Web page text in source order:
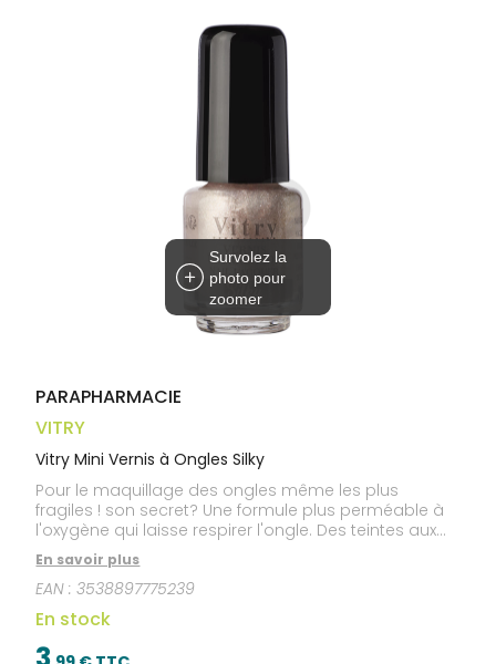
Survolez la
photo pour
zoomer
PARAPHARMACIE
VITRY
Vitry Mini Vernis à Ongles Silky
Pour le maquillage des ongles même les plus
fragiles ! son secret? Une formule plus perméable à
l'oxygène qui laisse respirer l'ongle. Des teintes aux
couleurs pures et éclatantes pour une tenue et
brillance extrême. Un pinceau plat pour une
application précise ultra facile. Formulation épurée
pour une meilleure innocuité: 0% di butyle phtalate,
formaldéhyde, camphre, nickel, toluène, gluten,
parabène.
En savoir plus
EAN :3538897775239
En stock